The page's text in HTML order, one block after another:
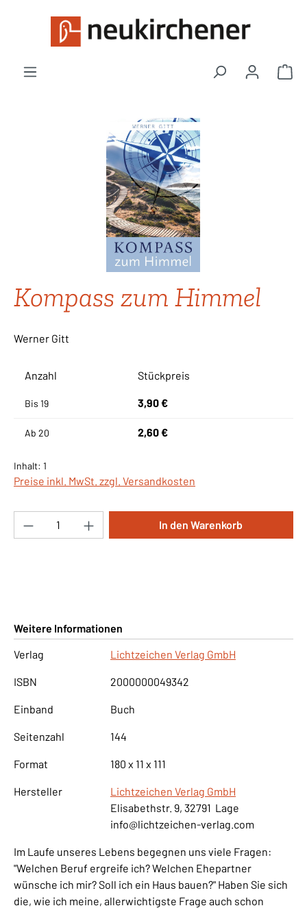
Zum Hauptinhalt springen
Bildergalerie überspringen
Kompass zum Himmel
Werner Gitt
Anzahl Stückpreis
Bis 19 3,90 €
Ab 20 2,60 €
Inhalt: 1
Preise inkl. MwSt. zzgl. Versandkosten
Produkt Anzahl: Gib den gewünschten
In den Warenkorb
Weitere Informationen
Verlag
Lichtzeichen Verlag GmbH
ISBN 2000000049342
Einband Buch
Seitenzahl 144
Format 180 x 11 x 111
Hersteller
Lichtzeichen Verlag GmbH
Elisabethstr. 9, 32791 Lage
info@lichtzeichen-verlag.com
Im Laufe unseres Lebens begegnen uns viele Fragen:
"Welchen Beruf ergreife ich? Welchen Ehepartner
wünsche ich mir? Soll ich ein Haus bauen?" Haben Sie sich
die, wie ich meine, allerwichtigste Frage auch schon